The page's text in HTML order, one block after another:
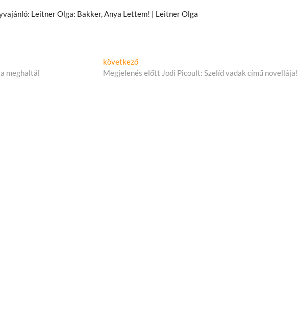
Leitner Olga: Bakker, Anya Lettem! | Leitner Olga
meghaltál
következőKövetkező
cikk:
Megjelenés előtt Jodi Picoult: Szelíd vadak című novellája!